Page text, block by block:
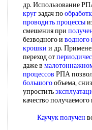
др. Использование
кругзадач по
проводить процессы
смешения при
безводного и водного
крошки и др.
переход от
даже в
процессов РПА
большогообъема,
упростить
качество получаемого
Каучук получен